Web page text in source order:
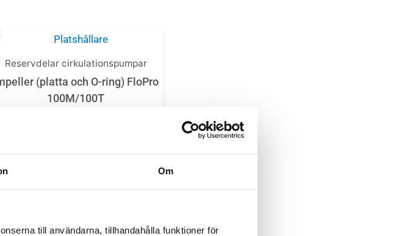
Om
till användarna, tillhandahålla funktioner för
Reservdelar cirkulationspumpar
(platta och O-ring) FloPro
100M/100T